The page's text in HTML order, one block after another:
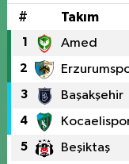
# Takım
1 Amed
2
3 Başakşehir
4
5 Beşiktaş